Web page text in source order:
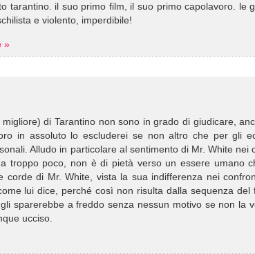
tarantino. il suo primo film, il suo primo capolavoro. le
e violento, imperdibile!
»
di Tarantino non sono in grado di giudicare,
in assoluto lo escluderei se non altro che per gli
Alludo in particolare al sentimento di Mr. White
troppo poco, non è di pietà verso un essere umano
corde di Mr. White, vista la sua indifferenza nei
lui dice, perché così non risulta dalla sequenza
sparerebbe a freddo senza nessun motivo se non la
ucciso.